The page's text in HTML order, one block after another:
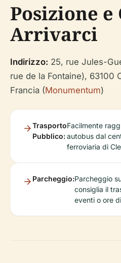
Posizione e
Arrivarci
Indirizzo: 25, rue Jules-
rue de la Fontaine), 63100
Francia (Monumentum)
Trasporto
Pubblico:
Facilmente
autobus dal
ferroviaria di
Parcheggio:Parcheggio
consiglia il
eventi o ore